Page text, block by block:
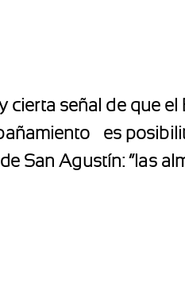
cierta señal de que el
es
San Agustín: “las